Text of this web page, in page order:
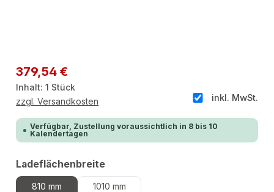
Regulärer Preis:
379,54 €
Inhalt:1 Stück
inkl. MwSt.
zzgl. Versandkosten
Verfügbar, Zustellung voraussichtlich in 8 bis 10
Kalendertagen
Ladeflächenbreiteauswählen
810 mm 1010 mm